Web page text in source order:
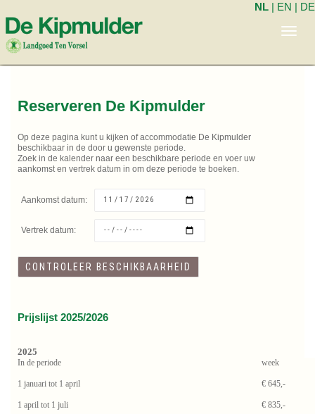
NL | EN | DE
Reserveren De Kipmulder
Op deze pagina kunt u kijken of accommodatie De Kipmulder
beschikbaar in de door u gewenste periode.
Zoek in de kalender naar een beschikbare periode en voer uw
aankomst en vertrek datum in om deze periode te boeken.
Aankomst datum:
Vertrek datum:
Prijslijst 2025/2026
2025
In de periode week
1 januari tot 1 april € 645,-
1 april tot 1 juli € 835,-